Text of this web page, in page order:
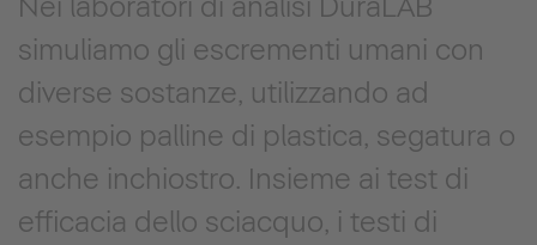
simuliamo gli escrementi umani con
diverse sostanze, utilizzando ad
esempio palline di plastica, segatura o
anche inchiostro. Insieme ai test di
efficacia dello sciacquo, i testi di